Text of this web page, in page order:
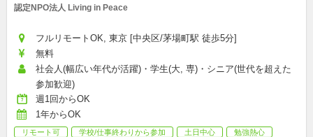
認定NPO法人 Living in Peace
フルリモートOK, 東京 [中央区/茅場町駅 徒歩5分]
無料
社会人(幅広い年代が活躍)・学生(大, 専)・シニア(世代を超えた
参加歓迎)
週1回からOK
1年からOK
リモート可 学校/仕事終わりから参加 土日中心
勉強熱心